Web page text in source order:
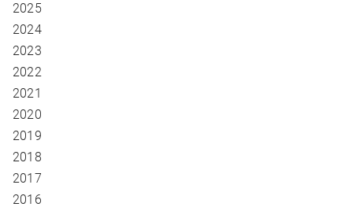
2025
2024
2023
2022
2021
2020
2019
2018
2017
2016